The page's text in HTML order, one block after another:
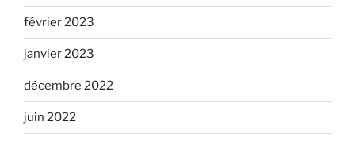
février 2023
janvier 2023
décembre 2022
juin 2022